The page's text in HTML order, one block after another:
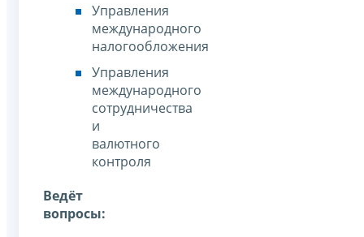
Управления
международного
налогообложения
Управления
международного
сотрудничества
и
валютного
контроля
Ведёт
вопросы: